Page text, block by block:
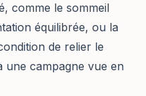
comme le sommeil
équilibrée, ou la
de relier le
une campagne vue en